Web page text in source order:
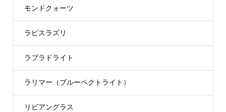
モンドクォーツ
ラピスラズリ
ラブラドライト
ラリマー（ブルーペクトライト）
リビアングラス